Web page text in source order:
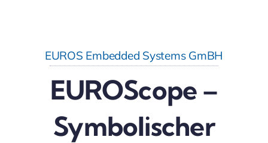
EUROS Embedded Systems GmBH
EUROScope –
Symbolischer